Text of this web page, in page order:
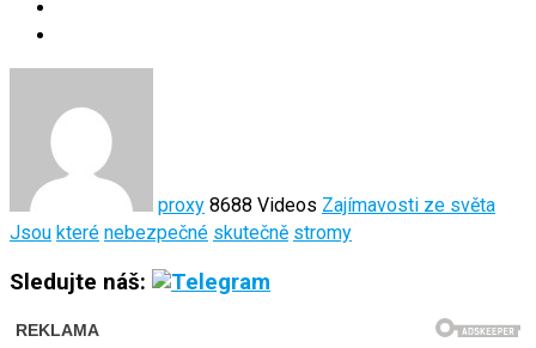
proxy 8688 Videos Zajímavosti ze světa
Jsou které nebezpečné skutečně stromy
Sledujte náš: